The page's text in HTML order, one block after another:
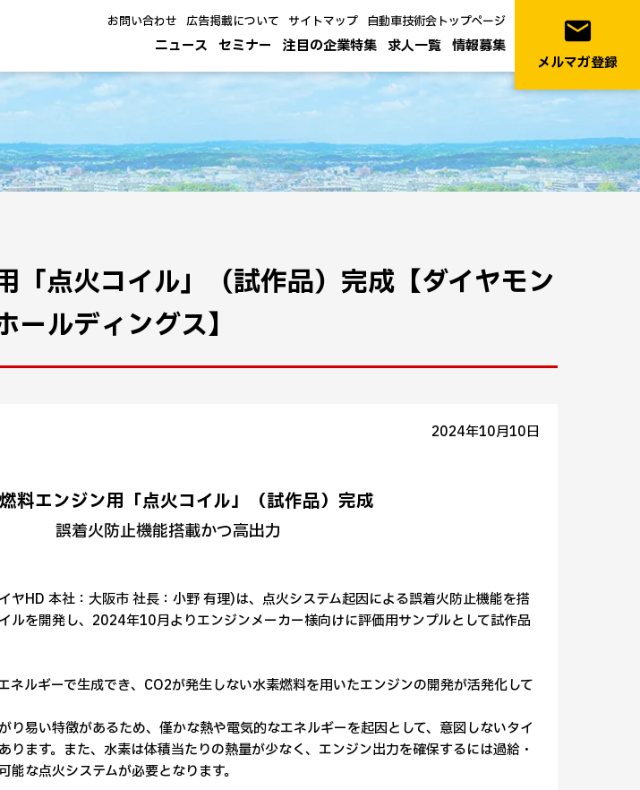
ニュース セミナー 注目の企業特集 求人一覧 情報募集
お問い合わせ 広告掲載について サイトマップ 自動車技術会トップページ email
メルマガ登録
「点火コイル」（試作品）完成【ダイヤモン
ールディングス】
2024年10月10日
料エンジン用「点火コイル」（試作品）完成
誤着火防止機能搭載かつ高出力
ヤHD 本社：大阪市 社長：小野 有理)は、点火システム起因による誤着火防止機能を搭
ルを開発し、2024年10月よりエンジンメーカー様向けに評価用サンプルとして試作品
ネルギーで生成でき、CO2が発生しない水素燃料を用いたエンジンの開発が活発化して
り易い特徴があるため、僅かな熱や電気的なエネルギーを起因として、意図しないタイ
ります。また、水素は体積当たりの熱量が少なく、エンジン出力を確保するには過給・
な点火システムが必要となります。